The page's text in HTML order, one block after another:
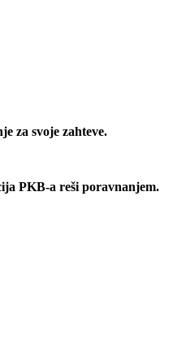
za svoje zahteve.
PKB-a reši poravnanjem.